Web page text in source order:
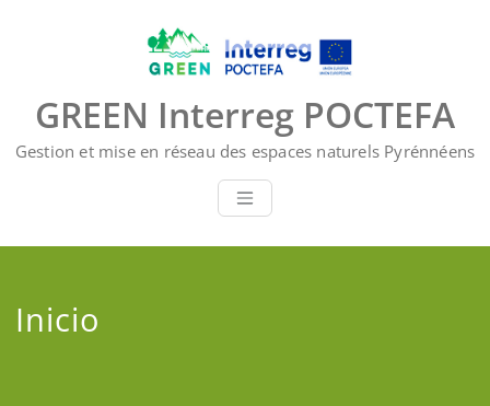
GREEN Interreg POCTEFA
Gestion et mise en réseau des espaces naturels Pyrénnéens
Inicio